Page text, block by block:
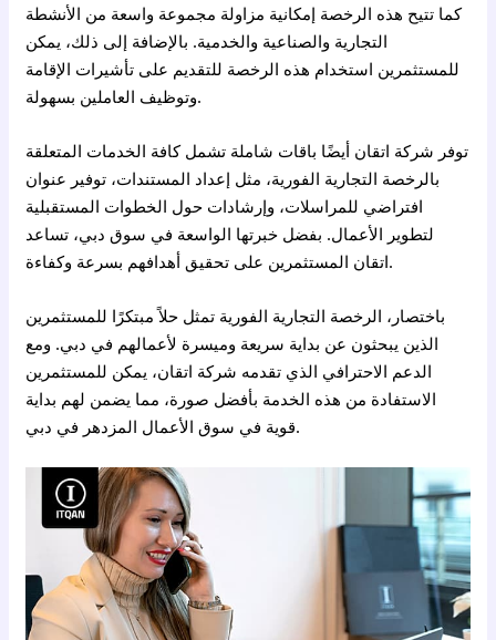
كما تتيح هذه الرخصة إمكانية مزاولة مجموعة واسعة من الأنشطة
التجارية والصناعية والخدمية. بالإضافة إلى ذلك، يمكن
للمستثمرين استخدام هذه الرخصة للتقديم على تأشيرات الإقامة
وتوظيف العاملين بسهولة.
توفر شركة اتقان أيضًا باقات شاملة تشمل كافة الخدمات المتعلقة
بالرخصة التجارية الفورية، مثل إعداد المستندات، توفير عنوان
افتراضي للمراسلات، وإرشادات حول الخطوات المستقبلية
لتطوير الأعمال. بفضل خبرتها الواسعة في سوق دبي، تساعد
اتقان المستثمرين على تحقيق أهدافهم بسرعة وكفاءة.
باختصار، الرخصة التجارية الفورية تمثل حلاً مبتكرًا للمستثمرين
الذين يبحثون عن بداية سريعة وميسرة لأعمالهم في دبي. ومع
الدعم الاحترافي الذي تقدمه شركة اتقان، يمكن للمستثمرين
الاستفادة من هذه الخدمة بأفضل صورة، مما يضمن لهم بداية
قوية في سوق الأعمال المزدهر في دبي.